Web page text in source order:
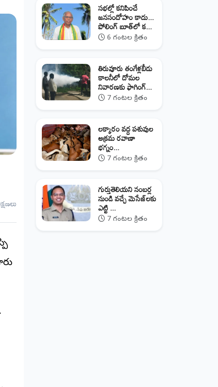
సభల్లో కనిపించే
జనసందోహం కాదు...
పోలింగ్ బూత్‌లో క...
6 గంటల క్రితం
తిరువూరు తంగేళ్లబీడు
కాలనీలో దోమల
నివారణకు ఫాగింగ్...
7 గంటల క్రితం
లక్కారం వద్ద పశువుల
అక్రమ రవాణా
భగ్నం...
7 గంటల క్రితం
గుర్తుతెలియని నంబర్ల
నుండి వచ్చే మెసేజ్‌లకు
ఎట్టి ...
7 గంటల క్రితం